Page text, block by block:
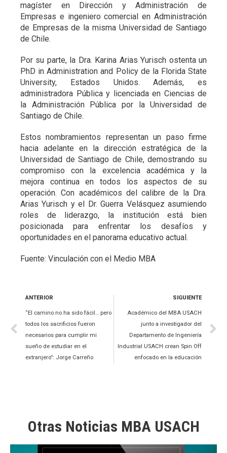
magíster en Dirección y Administración de
Empresas e ingeniero comercial en Administración
de Empresas de la misma Universidad de Santiago
de Chile.
Por su parte, la Dra. Karina Arias Yurisch ostenta un
PhD in Administration and Policy de la Florida State
University, Estados Unidos. Además, es
administradora Pública y licenciada en Ciencias de
la Administración Pública por la Universidad de
Santiago de Chile.
Estos nombramientos representan un paso firme
hacia adelante en la dirección estratégica de la
Universidad de Santiago de Chile, demostrando su
compromiso con la excelencia académica y la
mejora continua en todos los aspectos de su
operación. Con académicos del calibre de la Dra.
Arias Yurisch y el Dr. Guerra Velásquez asumiendo
roles de liderazgo, la institución está bien
posicionada para enfrentar los desafíos y
oportunidades en el panorama educativo actual.
Fuente: Vinculación con el Medio MBA
ANTERIOR
“El camino no ha sido fácil… pero
todos los sacrificios fueron
necesarios para cumplir mi
sueño de estudiar en el
extranjero”: Jorge Carreño
SIGUIENTE
Académico del MBA USACH
junto a investigador del
Departamento de Ingeniería
Industrial USACH crean Spin Off
enfocado en la educación
Otras Noticias MBA USACH